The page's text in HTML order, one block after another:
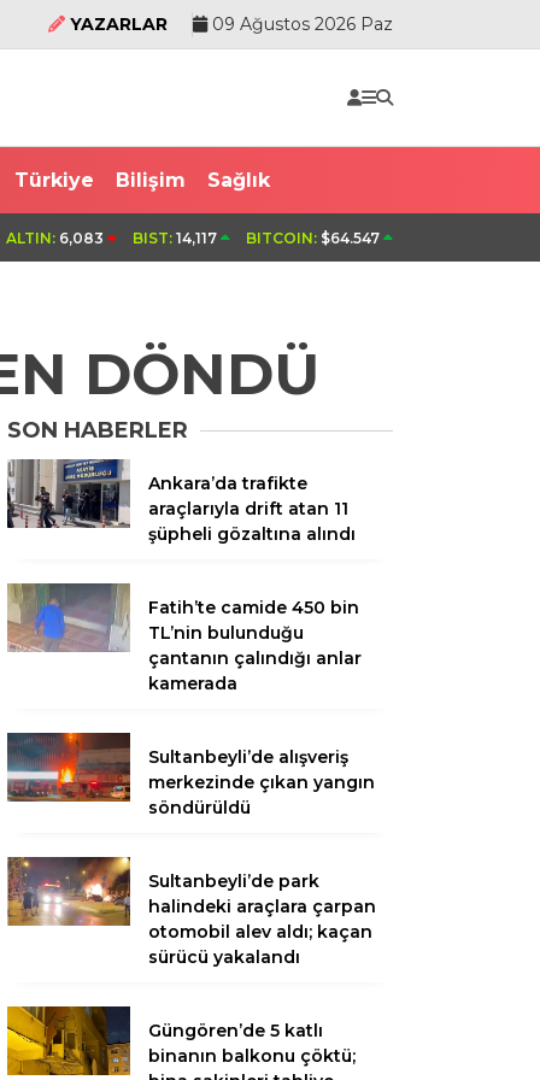
YAZARLAR 09 Ağustos 2026 Paz
Türkiye Bilişim Sağlık
çıkan yangın söndürüldü Sultanbeyli’de park halindeki
ALTIN: 6,083 BIST: 14,117 BITCOIN: $64.547
DÖNDÜ
SON HABERLER
Ankara’da trafikte
araçlarıyla drift atan 11
şüpheli gözaltına alındı
Fatih’te camide 450 bin
TL’nin bulunduğu
çantanın çalındığı anlar
kamerada
Sultanbeyli’de alışveriş
merkezinde çıkan yangın
söndürüldü
Sultanbeyli’de park
halindeki araçlara çarpan
otomobil alev aldı; kaçan
sürücü yakalandı
Güngören’de 5 katlı
binanın balkonu çöktü;